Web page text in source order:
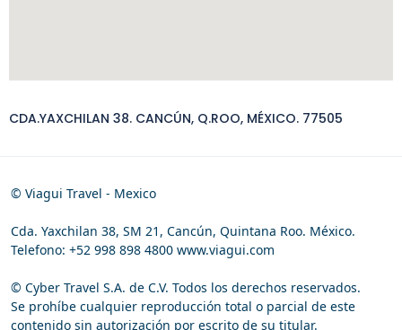
CDA.YAXCHILAN 38. CANCÚN, Q.ROO, MÉXICO. 77505
© Viagui Travel - Mexico
Cda. Yaxchilan 38, SM 21, Cancún, Quintana Roo. México.
Telefono: +52 998 898 4800 www.viagui.com
© Cyber Travel S.A. de C.V. Todos los derechos reservados.
Se prohíbe cualquier reproducción total o parcial de este
contenido sin autorización por escrito de su titular.